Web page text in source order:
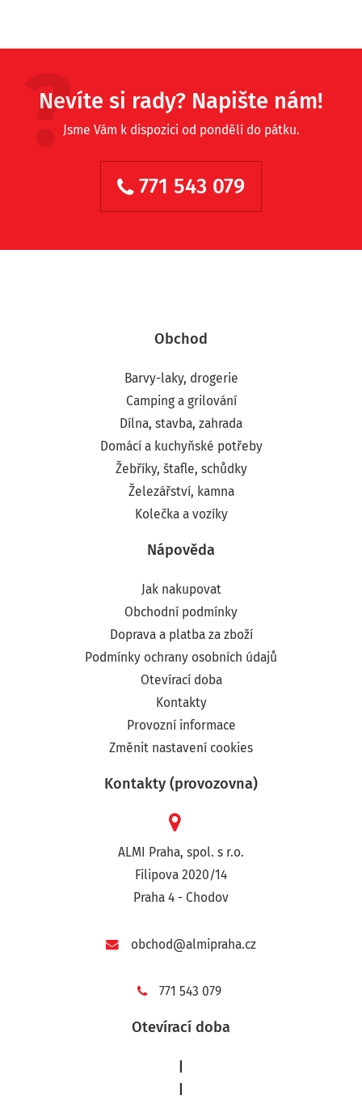
Nevíte si rady? Napište nám!
Jsme Vám k dispozici od pondělí do pátku.
771 543 079
Obchod
Barvy-laky, drogerie
Camping a grilování
Dílna, stavba, zahrada
Domácí a kuchyňské potřeby
Žebříky, štafle, schůdky
Železářství, kamna
Kolečka a vozíky
Nápověda
Jak nakupovat
Obchodní podmínky
Doprava a platba za zboží
Podmínky ochrany osobních údajů
Otevírací doba
Kontakty
Provozní informace
Změnit nastavení cookies
Kontakty (provozovna)
ALMI Praha, spol. s r.o.
Filipova 2020/14
Praha 4 - Chodov
obchod@almipraha.cz
771 543 079
Otevírací doba